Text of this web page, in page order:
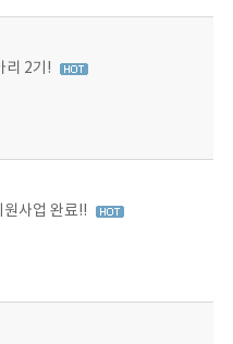
리 2기!
사업 완료!!